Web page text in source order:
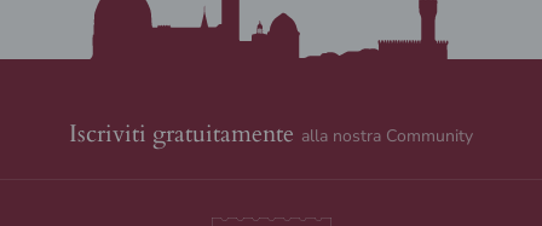
Iscriviti gratuitamente alla nostra Community